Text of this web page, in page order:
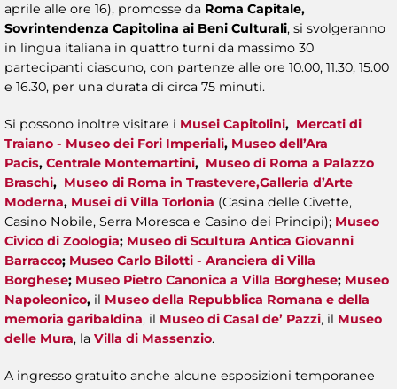
aprile alle ore 16), promosse da Roma Capitale,
Sovrintendenza Capitolina ai Beni Culturali, si svolgeranno
in lingua italiana in quattro turni da massimo 30
partecipanti ciascuno, con partenze alle ore 10.00, 11.30, 15.00
e 16.30, per una durata di circa 75 minuti.
Si possono inoltre visitare i Musei Capitolini, Mercati di
Traiano - Museo dei Fori Imperiali, Museo dell’Ara
Pacis, Centrale Montemartini, Museo di Roma a Palazzo
Braschi, Museo di Roma in Trastevere,Galleria d’Arte
Moderna, Musei di Villa Torlonia (Casina delle Civette,
Casino Nobile, Serra Moresca e Casino dei Principi); Museo
Civico di Zoologia; Museo di Scultura Antica Giovanni
Barracco; Museo Carlo Bilotti - Aranciera di Villa
Borghese; Museo Pietro Canonica a Villa Borghese; Museo
Napoleonico, il Museo della Repubblica Romana e della
memoria garibaldina, il Museo di Casal de’ Pazzi, il Museo
delle Mura, la Villa di Massenzio.
A ingresso gratuito anche alcune esposizioni temporanee